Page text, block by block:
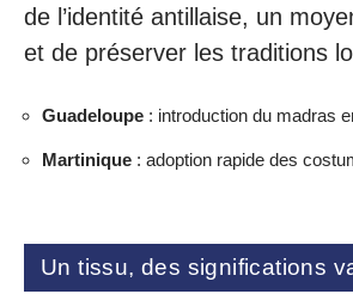
de l’identité antillaise, un
et de préserver les traditions
Guadeloupe : introduction du madras
Martinique : adoption rapide des
Un tissu, des significations